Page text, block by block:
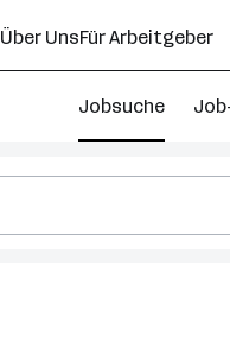
Über UnsFür Arbeitgeber
Jobsuche